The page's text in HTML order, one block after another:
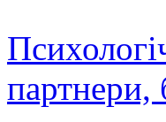
партнери,